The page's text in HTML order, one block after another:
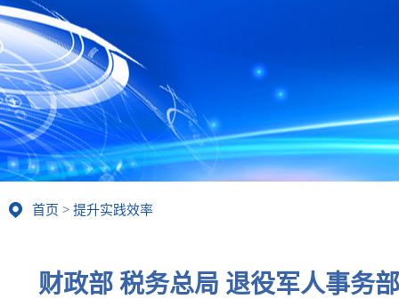
首页 > 提升实践效率
财政部 税务总局 退役军人事务